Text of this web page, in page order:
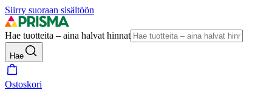
Siirry suoraan sisältöön
Hae tuotteita – aina halvat hinnat
Hae
Ostoskori